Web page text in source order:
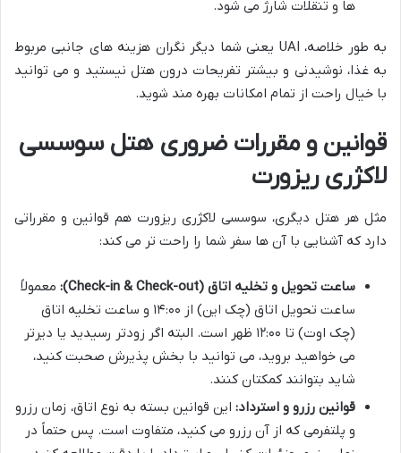
ها و تنقلات شارژ می شود.
به طور خلاصه، UAI یعنی شما دیگر نگران هزینه های جانبی مربوط
به غذا، نوشیدنی و بیشتر تفریحات درون هتل نیستید و می توانید
با خیال راحت از تمام امکانات بهره مند شوید.
قوانین و مقررات ضروری هتل سوسسی
لاکژری ریزورت
مثل هر هتل دیگری، سوسسی لاکژری ریزورت هم قوانین و مقرراتی
دارد که آشنایی با آن ها سفر شما را راحت تر می کند:
ساعت تحویل و تخلیه اتاق (Check-in & Check-out):
معمولاً
ساعت تحویل اتاق (چک این) از ۱۴:۰۰ و ساعت تخلیه اتاق
(چک اوت) تا ۱۲:۰۰ ظهر است. البته اگر زودتر رسیدید یا دیرتر
می خواهید بروید، می توانید با بخش پذیرش صحبت کنید،
شاید بتوانند کمکتان کنند.
قوانین رزرو و استرداد: این قوانین بسته به نوع اتاق، زمان رزرو
و پلتفرمی که از آن رزرو می کنید، متفاوت است. پس حتماً در